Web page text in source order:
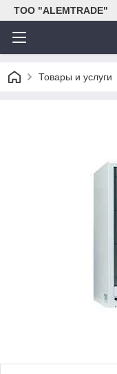
ТОО "ALEMTRADE"
Товары и услуги